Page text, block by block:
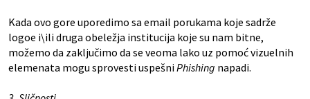
Kada ovo gore uporedimo sa email porukama koje sadrže
logoe i\ili druga obeležja institucija koje su nam bitne,
možemo da zaključimo da se veoma lako uz pomoć vizuelnih
elemenata mogu sprovesti uspešniPhishing napadi.